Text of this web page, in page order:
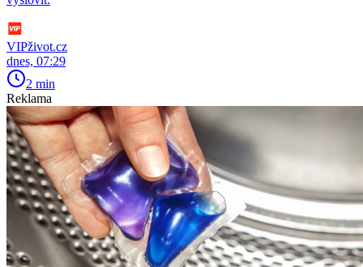
VIPživot.cz
dnes, 07:29
2 min
Reklama